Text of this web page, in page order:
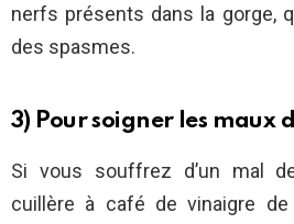
nerfs présents dans la gorge,
des spasmes.
3) Pour soigner les maux
Si vous souffrez d’un mal
cuillère à café de vinaigre